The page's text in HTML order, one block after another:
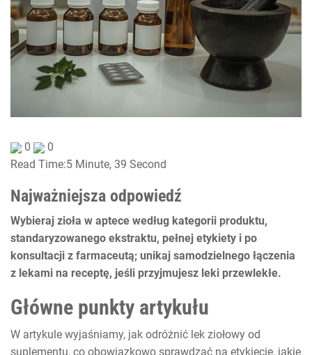
0
0
Read Time:5 Minute, 39 Second
Najważniejsza odpowiedź
Wybieraj zioła w aptece według kategorii produktu,
standaryzowanego ekstraktu, pełnej etykiety i po
konsultacji z farmaceutą; unikaj samodzielnego łączenia
z lekami na receptę, jeśli przyjmujesz leki przewlekłe.
Główne punkty artykułu
W artykule wyjaśniamy, jak odróżnić lek ziołowy od
suplementu, co obowiązkowo sprawdzać na etykiecie, jakie